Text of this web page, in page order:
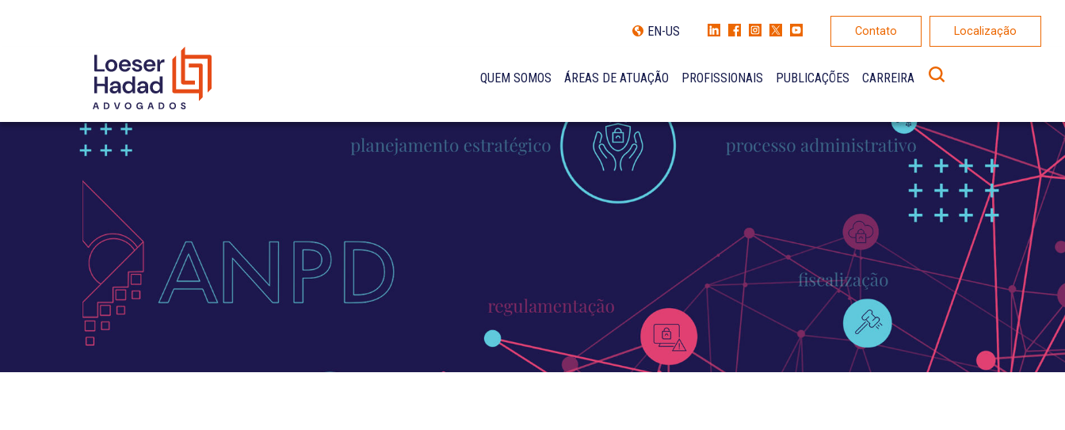
INTERNATIONAL NETWORK
PRÊMIOS
NOSSA EQUIPE
EN-US Contato Localização
QUEM SOMOS
INCLUSÃO E DIVERSIDADE
INTERNATIONAL NETWORK
ÁREAS DE ATUAÇÃO PROFISSIONAIS PUBLICAÇÕES CARREIRA